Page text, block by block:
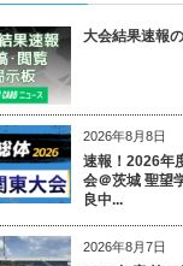
大会結果速報
2026年8月8日
速報！2026年
会＠茨城 聖望
良中...
2026年8月7日